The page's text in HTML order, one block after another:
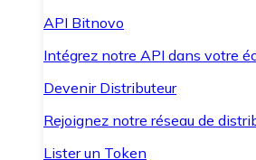
API Bitnovo
Intégrez notre API dans votre
Devenir Distributeur
Rejoignez notre réseau de
Lister un Token